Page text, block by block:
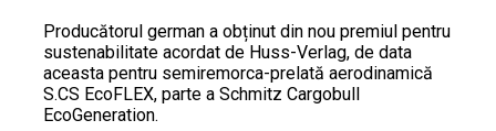
Producătorul german a obținut din nou premiul pentru
sustenabilitate acordat de Huss-Verlag, de data
aceasta pentru semiremorca-prelată aerodinamică
S.CS EcoFLEX, parte a Schmitz Cargobull
EcoGeneration.